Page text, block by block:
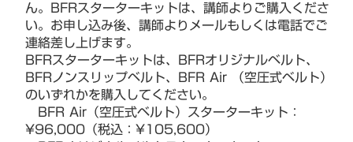
ん。BFRスターターキットは、講師よりご購入くださ
い。お申し込み後、講師よりメールもしくは電話でご
連絡差し上げます。
BFRスターターキットは、BFRオリジナルベルト、
BFRノンスリップベルト、BFR Air （空圧式ベルト）
のいずれかを購入してください。
BFR Air（空圧式ベルト）スターターキット：
¥96,000（税込：¥105,600）